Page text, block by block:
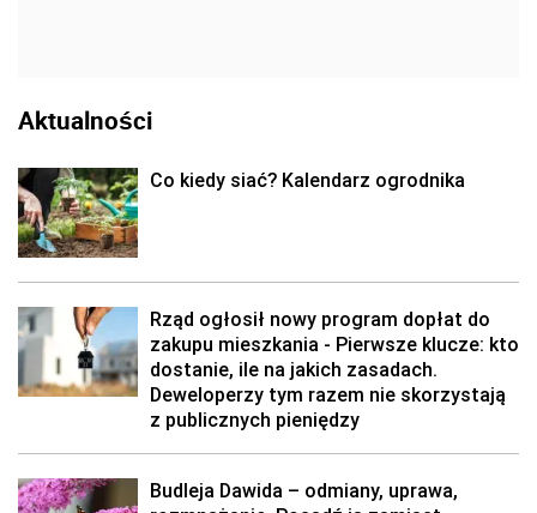
Aktualności
Co kiedy siać? Kalendarz ogrodnika
Rząd ogłosił nowy program dopłat do
zakupu mieszkania - Pierwsze klucze: kto
dostanie, ile na jakich zasadach.
Deweloperzy tym razem nie skorzystają
z publicznych pieniędzy
Budleja Dawida – odmiany, uprawa,